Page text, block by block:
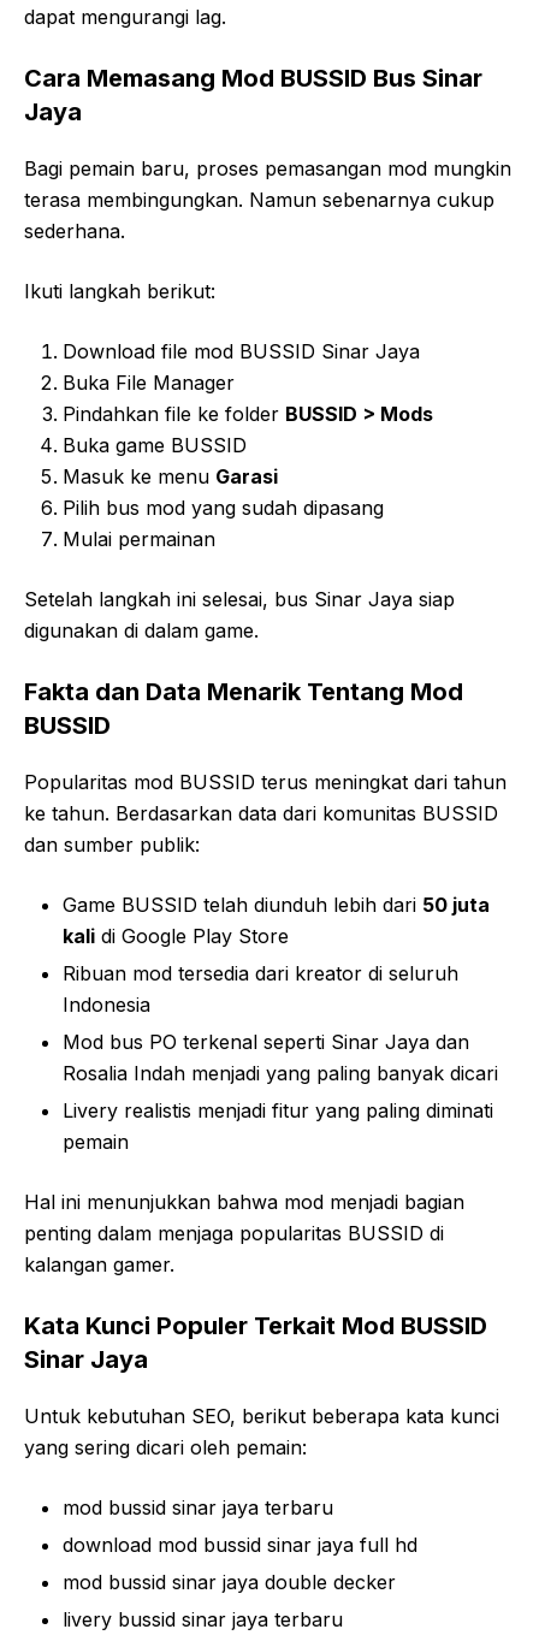
dapat mengurangi lag.
Cara Memasang Mod BUSSID Bus Sinar
Jaya
Bagi pemain baru, proses pemasangan mod mungkin
terasa membingungkan. Namun sebenarnya cukup
sederhana.
Ikuti langkah berikut:
Download file mod BUSSID Sinar Jaya
Buka File Manager
Pindahkan file ke folder BUSSID > Mods
Buka game BUSSID
Masuk ke menu Garasi
Pilih bus mod yang sudah dipasang
Mulai permainan
Setelah langkah ini selesai, bus Sinar Jaya siap
digunakan di dalam game.
Fakta dan Data Menarik Tentang Mod
BUSSID
Popularitas mod BUSSID terus meningkat dari tahun
ke tahun. Berdasarkan data dari komunitas BUSSID
dan sumber publik:
Game BUSSID telah diunduh lebih dari 50 juta
kali di Google Play Store
Ribuan mod tersedia dari kreator di seluruh
Indonesia
Mod bus PO terkenal seperti Sinar Jaya dan
Rosalia Indah menjadi yang paling banyak dicari
Livery realistis menjadi fitur yang paling diminati
pemain
Hal ini menunjukkan bahwa mod menjadi bagian
penting dalam menjaga popularitas BUSSID di
kalangan gamer.
Kata Kunci Populer Terkait Mod BUSSID
Sinar Jaya
Untuk kebutuhan SEO, berikut beberapa kata kunci
yang sering dicari oleh pemain:
mod bussid sinar jaya terbaru
download mod bussid sinar jaya full hd
mod bussid sinar jaya double decker
livery bussid sinar jaya terbaru